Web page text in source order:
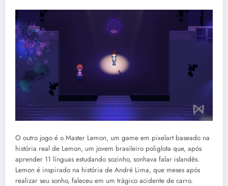
O outro jogo é o Master Lemon, um game em pixelart baseado na
história real de Lemon, um jovem brasileiro poliglota que, após
aprender 11 línguas estudando sozinho, sonhava falar islandês.
Lemon é inspirado na história de André Lima, que meses após
realizar seu sonho, faleceu em um trágico acidente de carro.